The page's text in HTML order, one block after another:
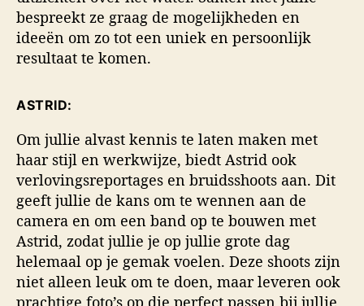
bespreekt ze graag de mogelijkheden en
ideeën om zo tot een uniek en persoonlijk
resultaat te komen.
ASTRID:
Om jullie alvast kennis te laten maken met
haar stijl en werkwijze, biedt Astrid ook
verlovingsreportages en bruidsshoots aan. Dit
geeft jullie de kans om te wennen aan de
camera en om een band op te bouwen met
Astrid, zodat jullie je op jullie grote dag
helemaal op je gemak voelen. Deze shoots zijn
niet alleen leuk om te doen, maar leveren ook